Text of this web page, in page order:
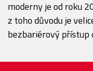
moderny je od roku
z toho důvodu je
bezbariérový přístup